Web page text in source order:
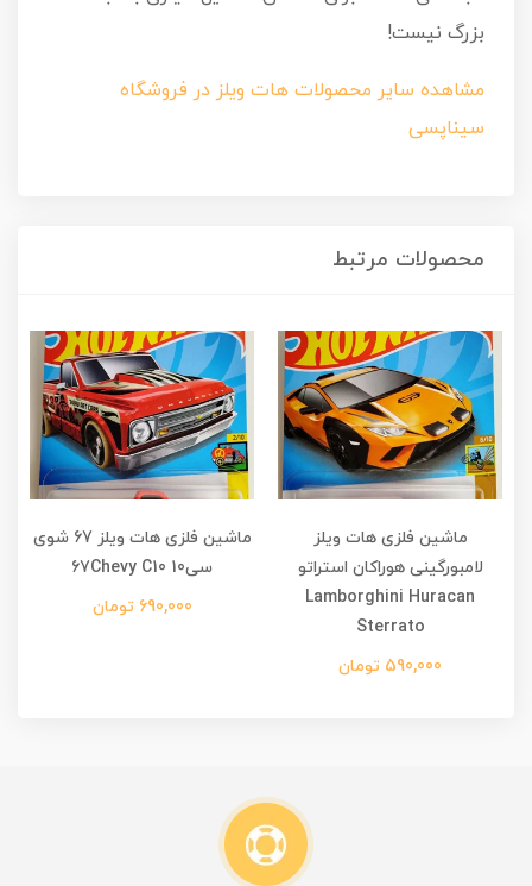
بزرگ نیست!
مشاهده سایر محصولات هات ویلز در فروشگاه
سیناپسی
محصولات مرتبط
ماشین فلزی هات ویلز
لامبورگینی هوراکان استراتو
Lamborghini Huracan
Sterrato
590,000 تومان
ماشین فلزی هات ویلز 67 شوی
سی10 67Chevy C10
690,000 تومان